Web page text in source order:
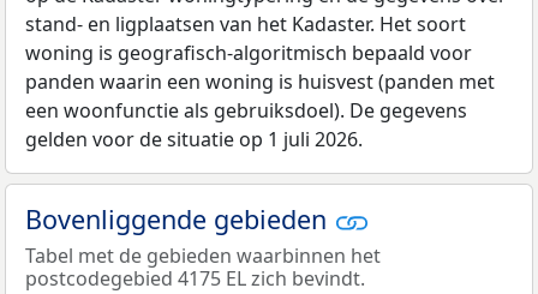
stand- en ligplaatsen van het Kadaster. Het soort
woning is geografisch-algoritmisch bepaald voor
panden waarin een woning is huisvest (panden met
een woonfunctie als gebruiksdoel). De gegevens
gelden voor de situatie op 1 juli 2026.
Bovenliggende gebieden
Tabel met de gebieden waarbinnen het
postcodegebied 4175 EL zich bevindt.